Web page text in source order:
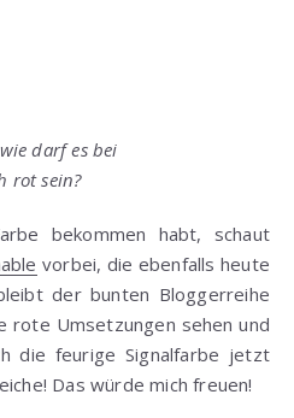
darf es bei
rot sein?
bekommen habt, schaut
vorbei, die ebenfalls heute
der bunten Bloggerreihe
rote Umsetzungen sehen und
die feurige Signalfarbe jetzt
Das würde mich freuen!